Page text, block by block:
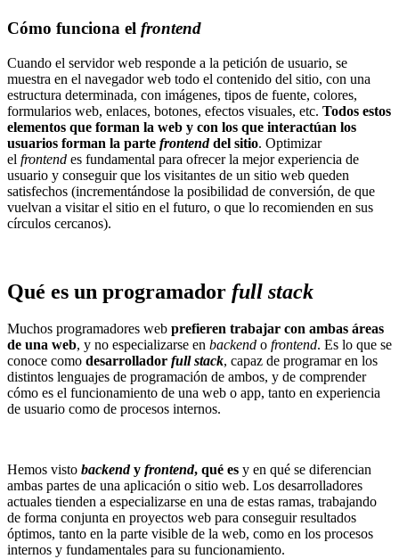
Cómo funciona el frontend
Cuando el servidor web responde a la petición de usuario, se
muestra en el navegador web todo el contenido del sitio, con una
estructura determinada, con imágenes, tipos de fuente, colores,
formularios web, enlaces, botones, efectos visuales, etc. Todos estos
elementos que forman la web y con los que interactúan los
usuarios forman la parte frontenddel sitio. Optimizar
el frontend es fundamental para ofrecer la mejor experiencia de
usuario y conseguir que los visitantes de un sitio web queden
satisfechos (incrementándose la posibilidad de conversión, de que
vuelvan a visitar el sitio en el futuro, o que lo recomienden en sus
círculos cercanos).
Qué es un programador full stack
Muchos programadores web prefieren trabajar con ambas áreas
de una web, y no especializarse en backend o frontend. Es lo que se
conoce como desarrollador full stack, capaz de programar en los
distintos lenguajes de programación de ambos, y de comprender
cómo es el funcionamiento de una web o app, tanto en experiencia
de usuario como de procesos internos.
Hemos visto backendy frontend, qué es y en qué se diferencian
ambas partes de una aplicación o sitio web. Los desarrolladores
actuales tienden a especializarse en una de estas ramas, trabajando
de forma conjunta en proyectos web para conseguir resultados
óptimos, tanto en la parte visible de la web, como en los procesos
internos y fundamentales para su funcionamiento.